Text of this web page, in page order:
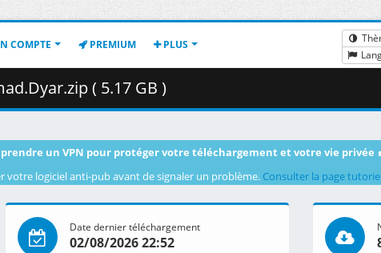
COMPTE PREMIUM PLUS
( 5.17 GB )
un VPN pour protéger votre téléchargement et votre vie privée
votre logiciel anti-pub avant de signaler un problème. Consulter la page tutoriel
Date dernier téléchargement
02/08/2026 22:52